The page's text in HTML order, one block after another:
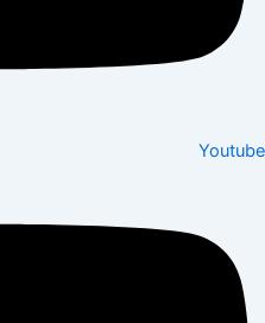
Youtube